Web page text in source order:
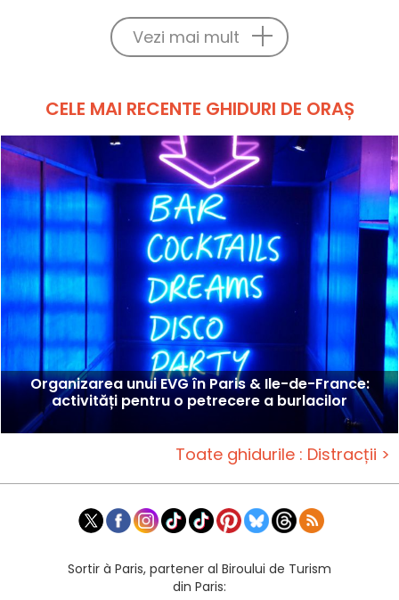
Vezi mai mult
CELE MAI RECENTE GHIDURI DE ORAȘ
Organizarea unui EVG în Paris & Ile-de-France:
activități pentru o petrecere a burlacilor
Toate ghidurile : Distracții >
Sortir à Paris, partener al Biroului de Turism
din Paris: